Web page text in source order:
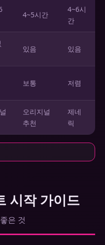
4~5시간
4~6시
간
있음 있음
보통 저렴
오리지널
추천
제네
릭
시작 가이드
은 것